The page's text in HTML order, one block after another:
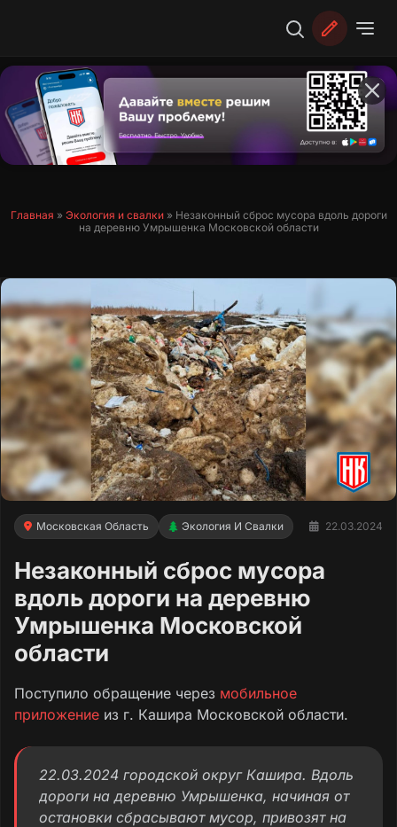
Главная » Экология и свалки» Незаконный сброс мусора вдоль дороги
на деревню Умрышенка Московской области
Московская Область Экология И Свалки 22.03.2024
Незаконный сброс мусора
вдоль дороги на деревню
Умрышенка Московской
области
Поступило обращение через мобильное
приложение из г. Кашира Московской области.
22.03.2024 городской округ Кашира. Вдоль
дороги на деревню Умрышенка, начиная от
остановки сбрасывают мусор, привозят на